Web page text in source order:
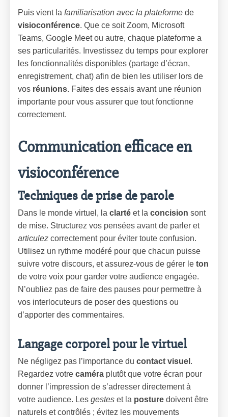
Puis vient la familiarisation avec la plateforme de
visioconférence. Que ce soit Zoom, Microsoft
Teams, Google Meet ou autre, chaque plateforme a
ses particularités. Investissez du temps pour explorer
les fonctionnalités disponibles (partage d’écran,
enregistrement, chat) afin de bien les utiliser lors de
vos réunions. Faites des essais avant une réunion
importante pour vous assurer que tout fonctionne
correctement.
Communication efficace en
visioconférence
Techniques de prise de parole
Dans le monde virtuel, la clarté et la concision sont
de mise. Structurez vos pensées avant de parler et
articulez correctement pour éviter toute confusion.
Utilisez un rythme modéré pour que chacun puisse
suivre votre discours, et assurez-vous de gérer le ton
de votre voix pour garder votre audience engagée.
N’oubliez pas de faire des pauses pour permettre à
vos interlocuteurs de poser des questions ou
d’apporter des commentaires.
Langage corporel pour le virtuel
Ne négligez pas l’importance du contact visuel .
Regardez votre caméra plutôt que votre écran pour
donner l’impression de s’adresser directement à
votre audience. Les gestes et la posture doivent être
naturels et contrôlés ; évitez les mouvements